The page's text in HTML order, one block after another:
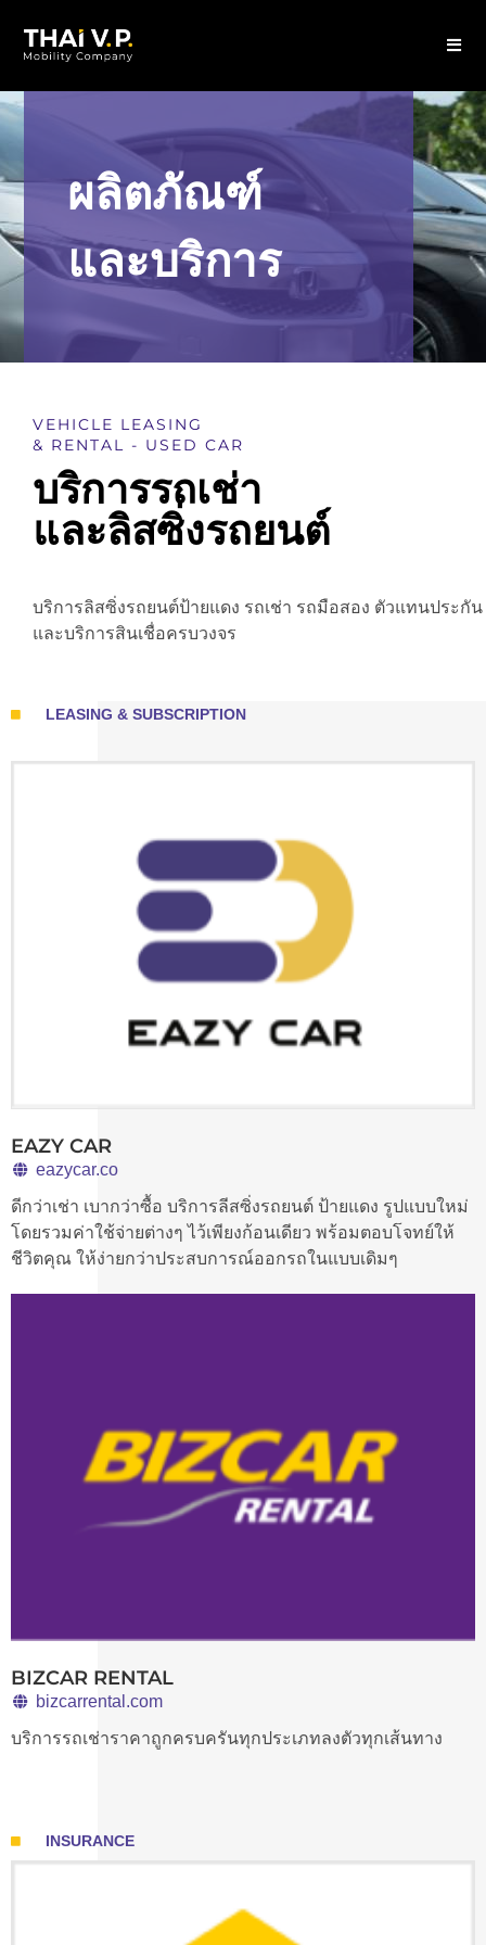
ผลิตภัณฑ์
และบริการ
VEHICLE LEASING
& RENTAL - USED CAR
บริการรถเช่า
และลิสซิ่งรถยนต์
บริการลิสซิ่งรถยนต์ป้ายแดง รถเช่า รถมือสอง ตัวแทนประกัน
และบริการสินเชื่อครบวงจร
LEASING & SUBSCRIPTION
EAZY CAR
eazycar.co
ดีกว่าเช่า เบากว่าซื้อ บริการลีสซิ่งรถยนต์ ป้ายแดง รูปแบบใหม่
โดยรวมค่าใช้จ่ายต่างๆ ไว้เพียงก้อนเดียว พร้อมตอบโจทย์ให้
ชีวิตคุณ ให้ง่ายกว่าประสบการณ์ออกรถในแบบเดิมๆ
BIZCAR RENTAL
bizcarrental.com
บริการรถเช่าราคาถูกครบครันทุกประเภทลงตัวทุกเส้นทาง
INSURANCE